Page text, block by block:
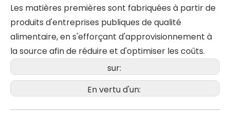
Les matières premières sont fabriquées à partir de
produits d'entreprises publiques de qualité
alimentaire, en s'efforçant d'approvisionnement à
la source afin de réduire et d'optimiser les coûts.
sur:
En vertu d'un: